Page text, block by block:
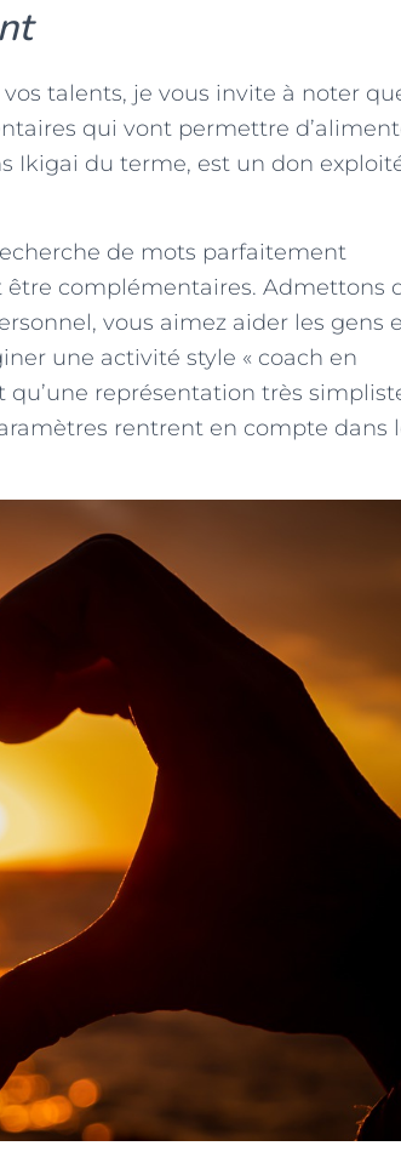
talents, je vous invite à noter
qui vont permettre
Ikigai du terme, est un don
de mots parfaitement
complémentaires. Admettons
vous aimez aider les gens
une activité style « coach en
qu’une représentation très
rentrent en compte dans